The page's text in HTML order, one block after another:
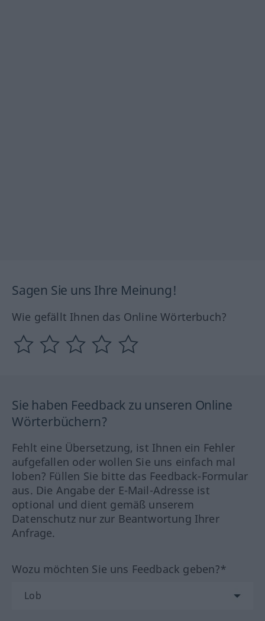
Sagen Sie uns Ihre Meinung!
Wie gefällt Ihnen das Online Wörterbuch?
Sie haben Feedback zu unseren Online
Wörterbüchern?
Fehlt eine Übersetzung, ist Ihnen ein Fehler
aufgefallen oder wollen Sie uns einfach mal
loben? Füllen Sie bitte das Feedback-Formular
aus. Die Angabe der E-Mail-Adresse ist
optional und dient gemäß unserem
Datenschutz nur zur Beantwortung Ihrer
Anfrage.
Wozu möchten Sie uns Feedback geben?*